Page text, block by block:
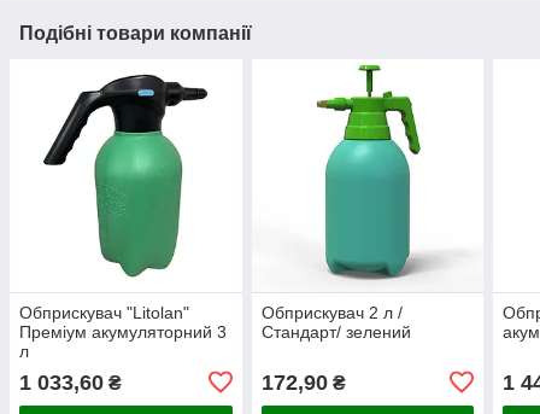
Подібні товари компанії
Обприскувач "Litolan"
Преміум акумуляторний 3
л
1 033,60 ₴
Обприскувач 2 л /
Стандарт/ зелений
172,90₴ 1